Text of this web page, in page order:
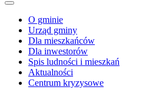
O gminie
Urząd gminy
Dla mieszkańców
Dla inwestorów
Spis ludności i mieszkań
Aktualności
Centrum kryzysowe